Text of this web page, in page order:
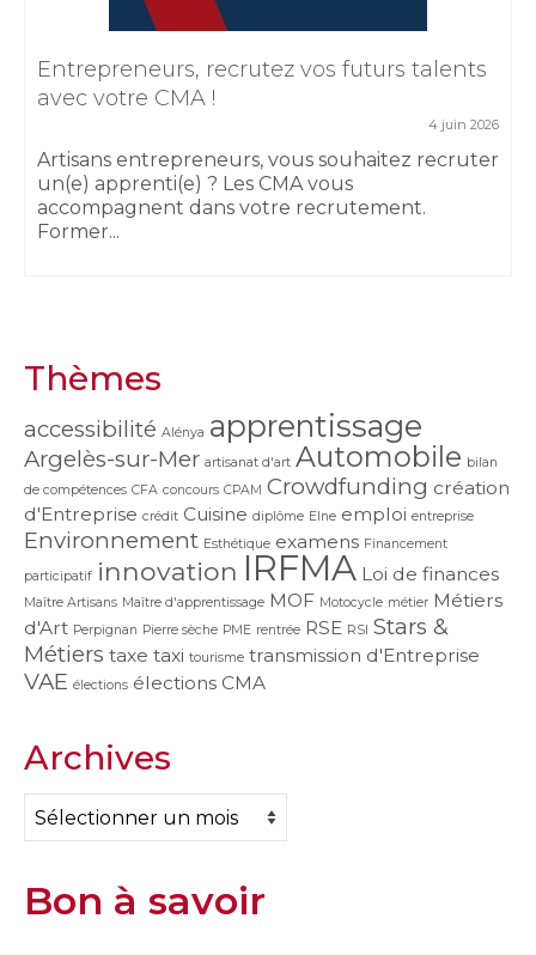
Entrepreneurs, recrutez vos futurs talents
avec votre CMA !
4 juin 2026
Artisans entrepreneurs, vous souhaitez recruter
un(e) apprenti(e) ? Les CMA vous
accompagnent dans votre recrutement.
Former...
Thèmes
accessibilité Alénya apprentissage
Argelès-sur-Mer artisanat d'art Automobile bilan
de compétences CFA concours CPAM Crowdfunding création
d'Entreprise crédit Cuisine diplôme Elne emploi entreprise
Environnement Esthétique examens Financement
participatif innovation IRFMA Loi de finances
Maître Artisans Maître d'apprentissage MOF Motocycle métier Métiers
d'Art Perpignan Pierre sèche PME rentrée RSE RSI Stars &
Métiers taxe taxi tourisme transmission d'Entreprise
VAE élections élections CMA
Archives
Archives
Bon à savoir